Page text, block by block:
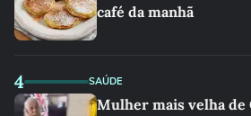
café da manhã
4 SAÚDE
Mulher mais velha de